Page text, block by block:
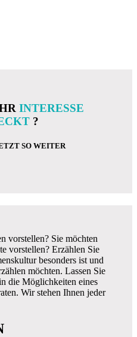
INTERESSE
?
SO WEITER
vorstellen? Sie möchten
vorstellen? Erzählen Sie
besonders ist und
möchten. Lassen Sie
die Möglichkeiten eines
Wir stehen Ihnen jeder